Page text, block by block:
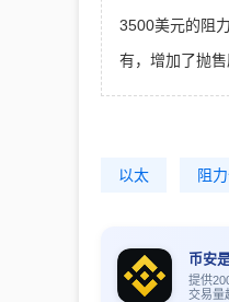
3500美元的阻
有，增加了抛
以太 阻
币安
提供
交易量